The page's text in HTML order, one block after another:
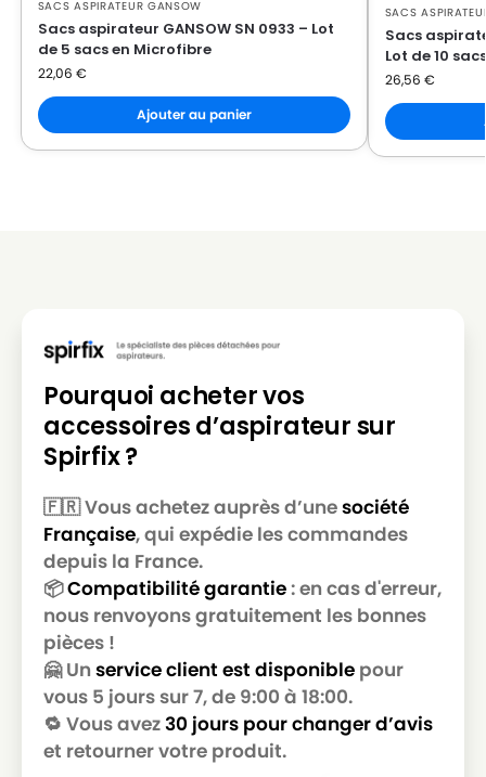
GANSOW
GANSOW KOALA 115
GANSOW
GANSOW
GANSOW KOALA 115HPC
GANSOW
GANSOW KOALA 315E
GANSOW
GANSOW KTRI05204
GANSOW
GANSOW LAVAJOB
GANSOW
GANSOW MEC 215
GANSOW
GANSOW
GANSOW MEC 215HP
GANSOW
GANSOW MEC 515
GANSOW
GANSOW MEC 515HP
GANSOW
GANSOW
GANSOW NEVADA 503
GANSOW
GANSOW NEVADA 503R
GANSOW
GANSOW NEVADA 515
SACS ASPIRATEUR GANSOW
Sacs aspirateur GANSOW SN 0933 – Lot
de 5 sacs en Microfibre
22,06 €
Ajouter au panier
SACS
Sacs
Lot de 10
26,56 €
Pourquoi acheter vos
accessoires d’aspirateur sur
Spirfix ?
🇫🇷 Vous achetez auprès d’unesociété
Française, qui expédie les commandes
depuis la France.
📦Compatibilité garantie: en cas d'erreur,
nous renvoyons gratuitement les bonnes
pièces !
🤗 Un service client est disponible pour
vous 5 jours sur 7, de 9:00 à 18:00.
🔁 Vous avez30 jours pour changer d’avis
et retourner votre produit.